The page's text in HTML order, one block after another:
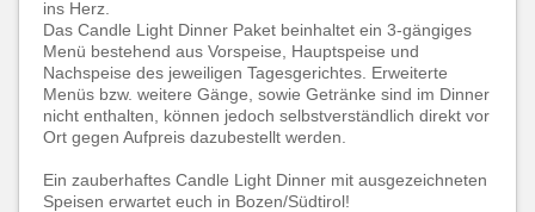
ins Herz.
Das Candle Light Dinner Paket beinhaltet ein 3-gängiges
Menü bestehend aus Vorspeise, Hauptspeise und
Nachspeise des jeweiligen Tagesgerichtes. Erweiterte
Menüs bzw. weitere Gänge, sowie Getränke sind im Dinner
nicht enthalten, können jedoch selbstverständlich direkt vor
Ort gegen Aufpreis dazubestellt werden.
Ein zauberhaftes Candle Light Dinner mit ausgezeichneten
Speisen erwartet euch in Bozen/Südtirol!